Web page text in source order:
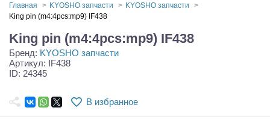
Запчасти и аксессуары
Игрушки
Самолеты
Главная KYOSHO запчасти
KYOSHO запчасти
King pin (m4:4pcs:mp9) IF438
King pin (m4:4pcs:mp9) IF438
Бренд: KYOSHO запчасти
Артикул: IF438
ID: 24345
В избранное